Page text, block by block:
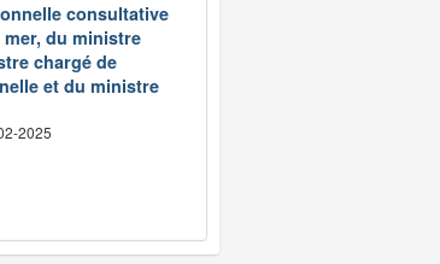
consultative
du ministre
chargé de
et du ministre
2025